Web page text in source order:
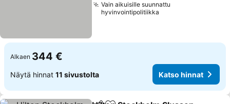
Vain aikuisille suunnattu
hyvinvointipolitiikka
Alkaen 344 €
Näytä hinnat 11 sivustolta Katso hinnat